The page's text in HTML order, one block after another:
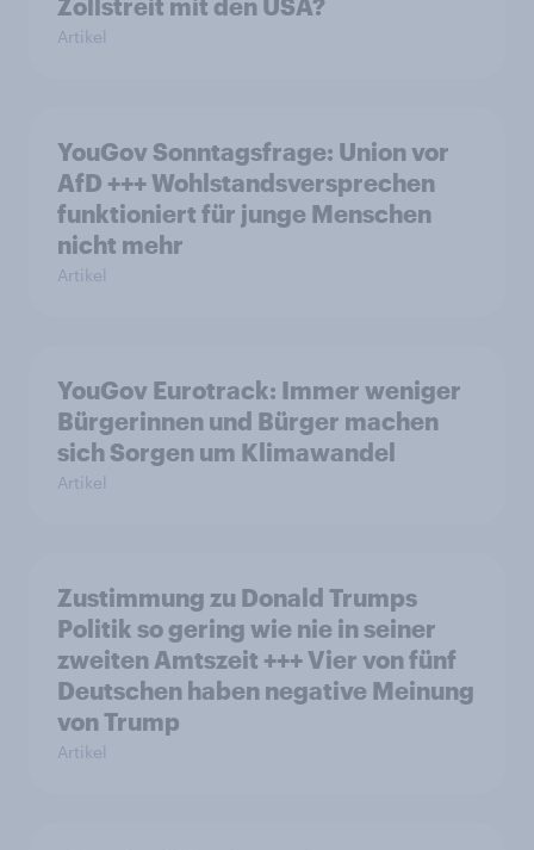
Zollstreit mit den USA?
Artikel
YouGov Sonntagsfrage: Union vor
AfD +++ Wohlstandsversprechen
funktioniert für junge Menschen
nicht mehr
Artikel
YouGov Eurotrack: Immer weniger
Bürgerinnen und Bürger machen
sich Sorgen um Klimawandel
Artikel
Zustimmung zu Donald Trumps
Politik so gering wie nie in seiner
zweiten Amtszeit +++ Vier von fünf
Deutschen haben negative Meinung
von Trump
Artikel